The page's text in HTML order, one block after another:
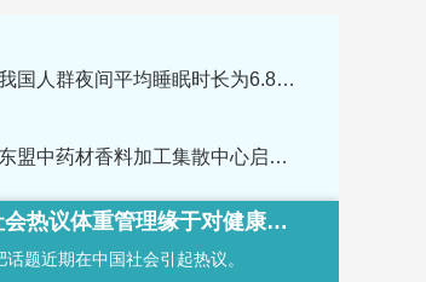
调查：我国人群夜间平均睡眠时长为6.85小时
中国—东盟中药材香料加工集散中心启动建设
中国社会热议体重管理缘于对健康生活方式的追求